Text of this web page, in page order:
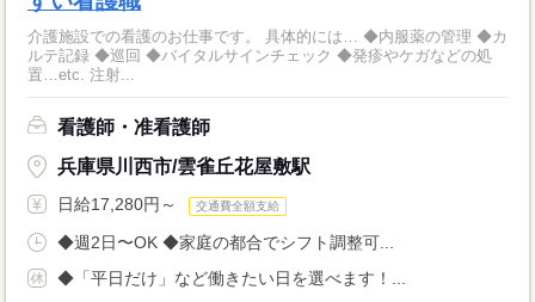
介護施設での看護のお仕事です。 具体的には… ◆内服薬の管理 ◆カ
ルテ記録 ◆巡回 ◆バイタルサインチェック ◆発疹やケガなどの処
置…etc. 注射...
看護師・准看護師
兵庫県川西市/雲雀丘花屋敷駅
日給17,280円～ 交通費全額支給
◆週2日〜OK ◆家庭の都合でシフト調整可...
◆「平日だけ」など働きたい日を選べます！...